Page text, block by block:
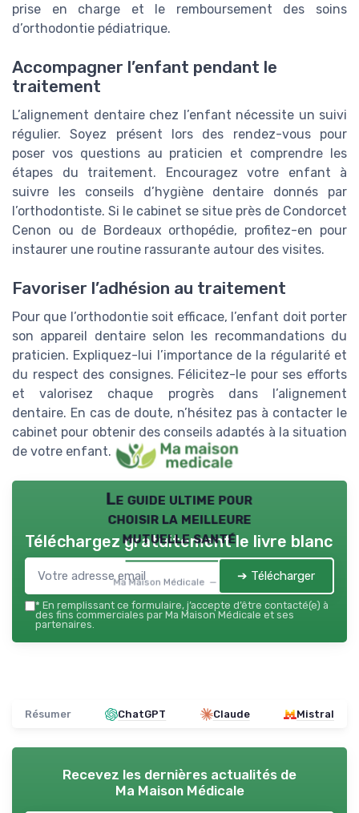
prise en charge et le remboursement des soins
d’orthodontie pédiatrique.
Accompagner l’enfant pendant le
traitement
L’alignement dentaire chez l’enfant nécessite un suivi
régulier. Soyez présent lors des rendez-vous pour
poser vos questions au praticien et comprendre les
étapes du traitement. Encouragez votre enfant à
suivre les conseils d’hygiène dentaire donnés par
l’orthodontiste. Si le cabinet se situe près de Condorcet
Cenon ou de Bordeaux orthopédie, profitez-en pour
instaurer une routine rassurante autour des visites.
Favoriser l’adhésion au traitement
Pour que l’orthodontie soit efficace, l’enfant doit porter
son appareil dentaire selon les recommandations du
praticien. Expliquez-lui l’importance de la régularité et
du respect des consignes. Félicitez-le pour ses efforts
et valorisez chaque progrès dans l’alignement
dentaire. En cas de doute, n’hésitez pas à contacter le
cabinet pour obtenir des conseils adaptés à la situation
de votre enfant.
Le guide ultime pour
choisir la meilleure
mutuelle santé
Ma Maison Médicale — 2026
Téléchargez gratuitement le livre blanc
➔ Télécharger
* En remplissant ce formulaire, j’accepte d’être contacté(e) à
des fins commerciales par Ma Maison Médicale et ses
partenaires.
Résumer ChatGPT Claude Mistral
Recevez les dernières actualités de
Ma Maison Médicale